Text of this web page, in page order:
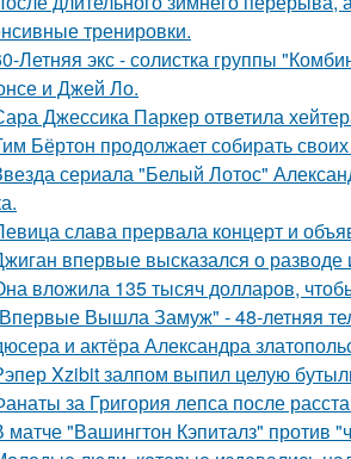
тренировки.
Летняя экс - солистка группы
и Джей Ло.
Джессика Паркер ответила
Бёртон продолжает собирать
сериала "Белый Лотос"
слава прервала концерт и
впервые высказался о
вложила 135 тысяч долларов,
Вышла Замуж" - 48-летняя
и актёра Александра
Xzibit залпом выпил целую
за Григория лепса после
матче "Вашингтон Кэпиталз" против